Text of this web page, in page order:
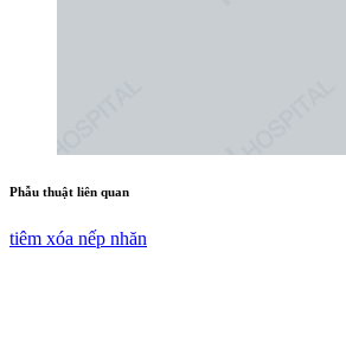
Phẫu thuật liên quan
tiêm xóa nếp nhăn